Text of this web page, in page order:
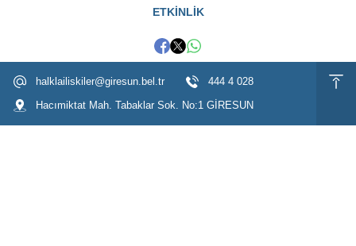
ETKİNLİK
halklailiskiler@giresun.bel.tr
444 4 028
Hacımiktat Mah. Tabaklar Sok. No:1 GİRESUN